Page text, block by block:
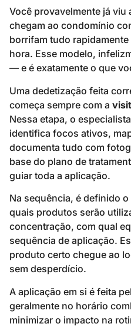
Você provavelmente já viu
chegam ao condomínio
borrifam tudo rapidamente
hora. Esse modelo,
— e é exatamente o que
Uma dedetização feita
começa sempre com a
Nessa etapa, o
identifica focos ativos,
documenta tudo com
base do plano de
guiar toda a aplicação.
Na sequência, é definido
quais produtos serão
concentração, com qual
sequência de aplicação.
produto certo chegue ao
sem desperdício.
A aplicação em si é feita
geralmente no horário
minimizar o impacto na